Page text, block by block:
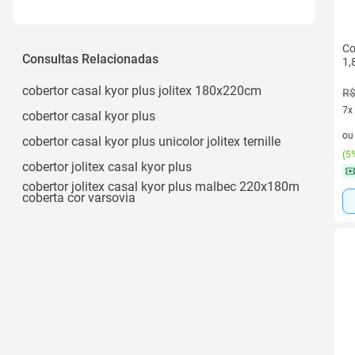
Poliéster/microfibra
Ver todos
1 Peça
Consultas Relacionadas
cobertor casal kyor plus jolitex 180x220cm
cobertor casal kyor plus
cobertor casal kyor plus unicolor jolitex ternille
cobertor jolitex casal kyor plus
cobertor jolitex casal kyor plus malbec 220x180m
coberta cor varsovia
7x
7
ou
(